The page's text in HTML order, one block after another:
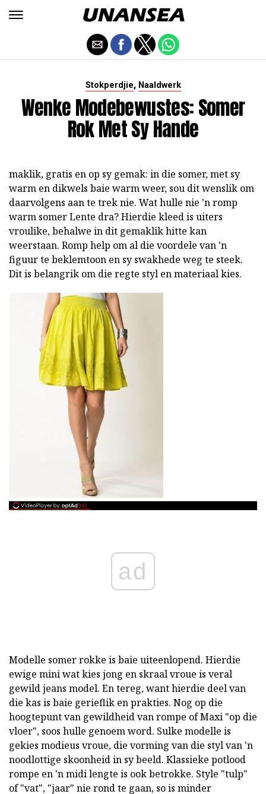
Stokperdjie, Naaldwerk
Wenke Modebewustes: Somer
Rok Met Sy Hande
maklik, gratis en op sy gemak: in die somer, met sy
warm en dikwels baie warm weer, sou dit wenslik om
daarvolgens aan te trek nie. Wat hulle nie 'n romp
warm somer Lente dra? Hierdie kleed is uiters
vroulike, behalwe in dit gemaklik hitte kan
weerstaan. Romp help om al die voordele van 'n
figuur te beklemtoon en sy swakhede weg te steek.
Dit is belangrik om die regte styl en materiaal kies.
ad
Modelle somer rokke is baie uiteenlopend. Hierdie
ewige mini wat kies jong en skraal vroue is veral
gewild jeans model. En tereg, want hierdie deel van
die kas is baie gerieflik en prakties. Nog op die
hoogtepunt van gewildheid van rompe of Maxi "op die
vloer", soos hulle genoem word. Sulke modelle is
gekies modieus vroue, die vorming van die styl van 'n
noodlottige skoonheid in sy beeld. Klassieke potlood
rompe en 'n midi lengte is ook betrokke. Style "tulp"
of "vat", "jaar" nie rond te gaan, so is minder